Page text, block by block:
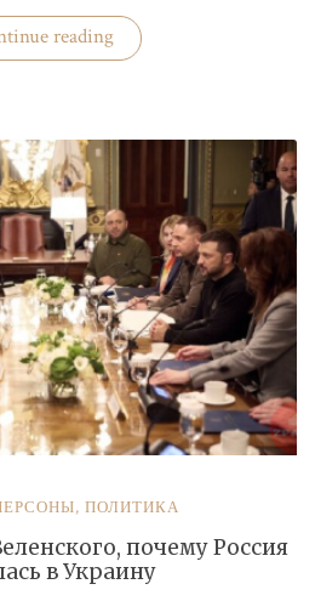
reading«Бизнес
«добровольных
, ПОЛИТИКА
почему Россия
в Украину